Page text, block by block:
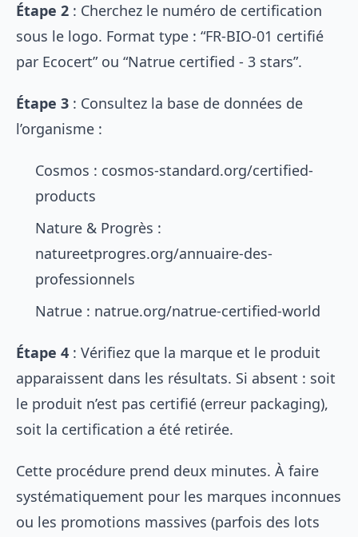
Étape 2 : Cherchez le numéro de certification
sous le logo. Format type : “FR-BIO-01 certifié
par Ecocert” ou “Natrue certified - 3 stars”.
Étape 3 : Consultez la base de données de
l’organisme :
Cosmos : cosmos-standard.org/certified-
products
Nature & Progrès :
natureetprogres.org/annuaire-des-
professionnels
Natrue : natrue.org/natrue-certified-world
Étape 4 : Vérifiez que la marque et le produit
apparaissent dans les résultats. Si absent : soit
le produit n’est pas certifié (erreur packaging),
soit la certification a été retirée.
Cette procédure prend deux minutes. À faire
systématiquement pour les marques inconnues
ou les promotions massives (parfois des lots